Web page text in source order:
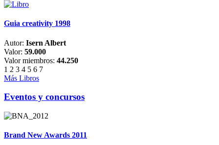
Guia creativity 1998
Autor: Isern Albert
Valor: 59.000
Valor miembros: 44.250
1 2 3 4 5 6 7
Más Libros
Eventos y concursos
Brand New Awards 2011